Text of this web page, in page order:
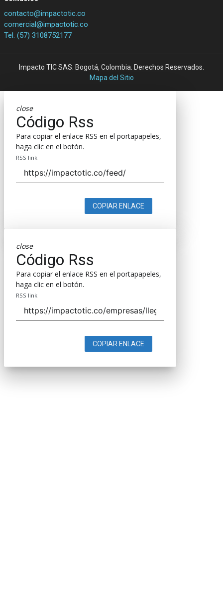
contacto@impactotic.co
comercial@impactotic.co
Tel. (57) 3108752177
Impacto TIC SAS. Bogotá, Colombia. Derechos Reservados.
Mapa del Sitio
close
Código Rss
Para copiar el enlace RSS en el portapapeles,
haga clic en el botón.
RSS link
COPIAR ENLACE
close
Código Rss
Para copiar el enlace RSS en el portapapeles,
haga clic en el botón.
RSS link
COPIAR ENLACE